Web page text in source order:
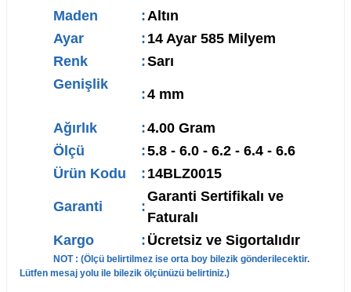
Maden :Altın
Ayar
: 14 Ayar 585 Milyem
Renk
:Sarı
Genişlik
:4 mm
Ağırlık :4.00 Gram
Ölçü
:5.8 - 6.0 - 6.2 - 6.4 - 6.6
Ürün Kodu
: 14BLZ0015
Garanti :
Garanti Sertifikalı ve
Faturalı
Kargo
: Ücretsiz ve Sigortalıdır
NOT : (Ölçü belirtilmez ise orta boy bilezik gönderilecektir.
Lütfen mesaj yolu ile bilezik ölçünüzü belirtiniz.)